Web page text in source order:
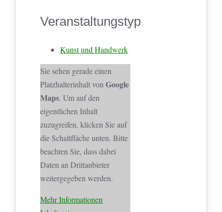
Veranstaltungstyp
Kunst und Handwerk
Sie sehen gerade einen
Platzhalterinhalt vonGoogle
Maps. Um auf den
eigentlichen Inhalt
zuzugreifen, klicken Sie auf
die Schaltfläche unten. Bitte
beachten Sie, dass dabei
Daten an Drittanbieter
weitergegeben werden.
Mehr Informationen